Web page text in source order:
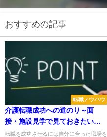
おすすめの記事
転職ノウハウ
介護転職成功への道のり～面
接・施設見学で見ておきたいポ
イント～
転職を成功させるには自分に合った職場を